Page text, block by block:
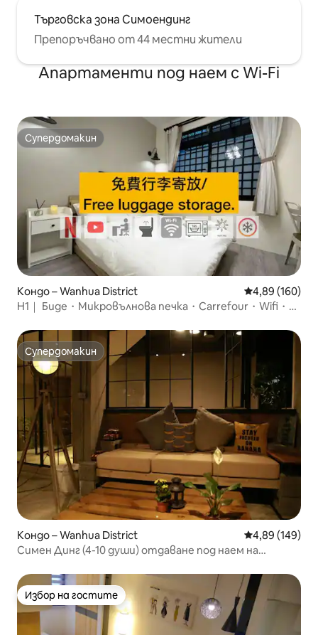
Търговска зона Симоендинг
Препоръчвано от 44 местни жители
Апартаменти под наем с Wi-Fi
Супердомакин
Супердомакин
Кондо – Wanhua District Средна
4,89 (160)
H1｜ Биде・Микровълнова печка・Carrefour・Wifi・
Супердомакин
Супердомакин
Кондо – Wanhua District Средна
4,89 (149)
Симен Динг (4-10 души) отдаване под наем на
рокля/снимки на открито/каталог/събитие
Избор на гостите
Избор на гостите